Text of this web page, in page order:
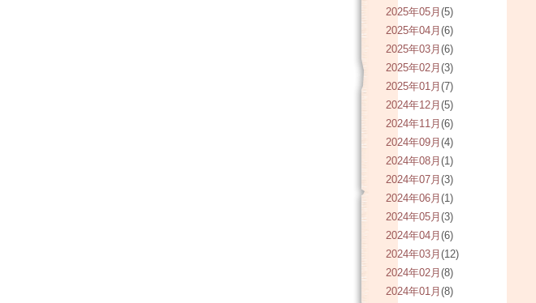
2025年05月 (5)
2025年04月 (6)
2025年03月 (6)
2025年02月 (3)
2025年01月 (7)
2024年12月 (5)
2024年11月 (6)
2024年09月 (4)
2024年08月 (1)
2024年07月 (3)
2024年06月 (1)
2024年05月 (3)
2024年04月 (6)
2024年03月 (12)
2024年02月 (8)
2024年01月 (8)